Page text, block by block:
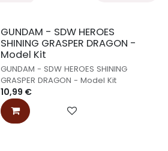
GUNDAM - SDW HEROES
SHINING GRASPER DRAGON -
Model Kit
GUNDAM - SDW HEROES SHINING
GRASPER DRAGON - Model Kit
10,99 €